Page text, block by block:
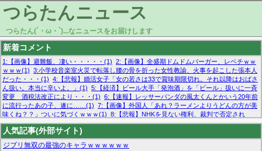
つらたんニュース
つらたん(´・ω・`)...なニュースをお届けします
新着コメント
1:【画像】避難飯、凄い・・・・・(1) 2:【画像】全盛期ドムドムバーガー、レベチｗｗ
ｗｗｗ(1) 3:小学校音楽室火災で転落し腰の骨を折った女性教諭、火事を起こした張本人
だった・・・(1) 4:【悲報】婚活女子「女の若さは33で賞味期限切れ。それ以降はおばさ
ん扱い。本当に辛いよ。」(1) 5:【経済】ビール大手「発泡酒」を「ビール」扱いに一斉
変更 酒税法改正により・・・(1) 6:【速報】レッサーパンダの風太くんとかいう20年前
に流行ったあの子、遂に……(1) 7:【画像】外国人「あれ？ラーメンよりうどんの方が美
味くね？？」ついに気づくｗｗｗ(1) 8:【悲報】NHKを見ない権利、裁判で否定され
る・・・(1) 9:欧州委員長「原発縮小は間違いでした」(1) 10:【悲報】日本企業の人手不
足、限界突破 52%「正社員も足りてません…」(1)
人気記事(外部サイト)
ジブリ無双の最強のキャラｗｗｗｗｗｗ